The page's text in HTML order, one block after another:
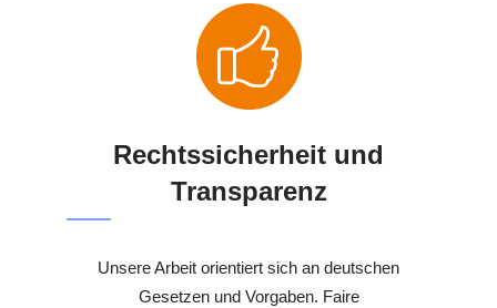
Rechtssicherheit und
Transparenz
Unsere Arbeit orientiert sich an deutschen
Gesetzen und Vorgaben. Faire